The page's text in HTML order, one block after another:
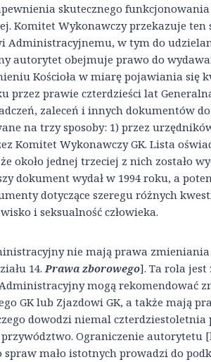
skutecznego funkcjonowania
Komitet Wykonawczy przekazuje ten
Administracyjnemu, w tym do
autorytet obejmuje prawo do
Kościoła w miarę pojawiania się
przez prawie czterdzieści lat
zaleceń i innych dokumentów
na trzy sposoby: 1) przez
Komitet Wykonawczy GK. Lista
około jednej trzeciej z nich zostało
dokument wydał w 1994 roku, a
dotyczące szeregu różnych
i seksualność człowieka.
nie mają prawa
14.Prawa zborowego]. Ta rola
mogą rekomendować
GK lub Zjazdowi GK, a także mają
dowodzi niemal
Ograniczenie autorytetu
mało istotnych prowadzi do